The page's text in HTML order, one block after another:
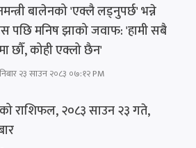
बालेनको 'एक्लै लड्नुपर्छ' भन्ने
पछि मनिष झाको जवाफ: 'हामी सबै
छौँ, कोही एक्लो छैन'
२३ साउन २०८३ ०७:१२ PM
राशिफल, २०८३ साउन २३ गते,